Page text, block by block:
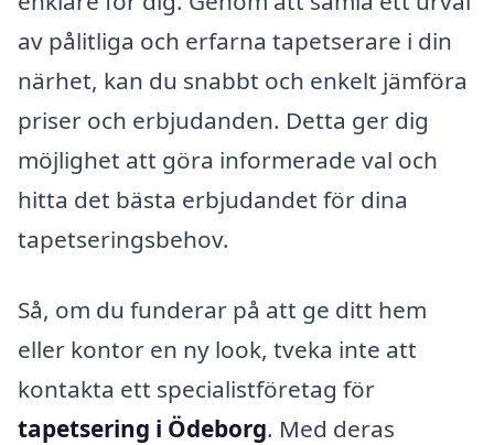
av pålitliga och erfarna tapetserare i din
närhet, kan du snabbt och enkelt jämföra
priser och erbjudanden. Detta ger dig
möjlighet att göra informerade val och
hitta det bästa erbjudandet för dina
tapetseringsbehov.
Så, om du funderar på att ge ditt hem
eller kontor en ny look, tveka inte att
kontakta ett specialistföretag för
tapetsering i Ödeborg. Med deras